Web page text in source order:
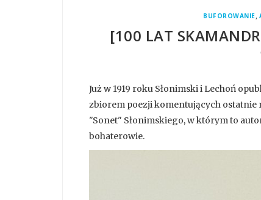
BUFOROWANIE,
[100 LAT
Już w 1919 roku Słonimski i Lechoń
zbiorem poezji komentujących ostatnie
"Sonet" Słonimskiego, w którym to
bohaterowie.